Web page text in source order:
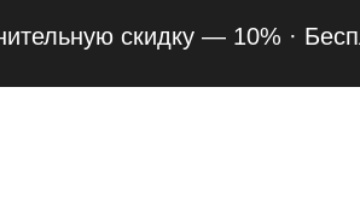
скидку — 10% ·